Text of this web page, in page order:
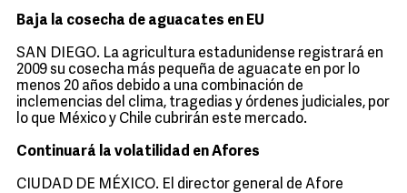
Baja la cosecha de aguacates en EU
SAN DIEGO. La agricultura estadunidense registrará en
2009 su cosecha más pequeña de aguacate en por lo
menos 20 años debido a una combinación de
inclemencias del clima, tragedias y órdenes judiciales, por
lo que México y Chile cubrirán este mercado.
Continuará la volatilidad en Afores
CIUDAD DE MÉXICO. El director general de Afore